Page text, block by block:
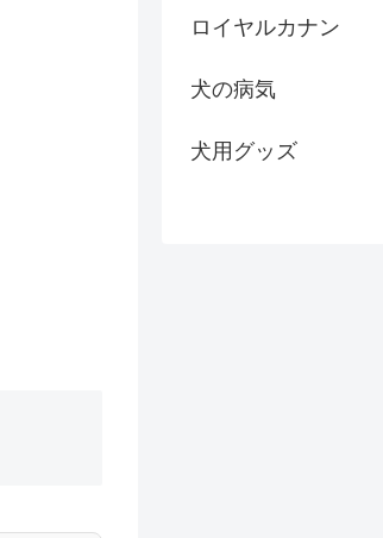
ロイヤルカナン
犬の病気
犬用グッズ